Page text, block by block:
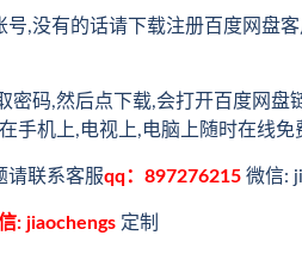
,没有的话请下载注册百度网盘
密码,然后点下载,会打开百度网盘
手机上,电视上,电脑上随时在线免
请联系客服qq：897276215 微信:
: jiaochengs 定制